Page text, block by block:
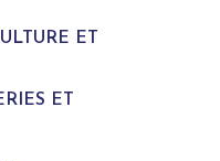
ET
ET